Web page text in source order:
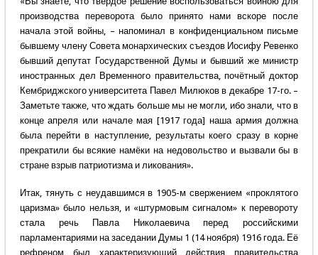
производства переворота было принято нами вскоре после
начала этой войны, – напоминал в конфиденциальном письме
бывшему члену Совета монархических съездов Иосифу Ревенко
бывший депутат Государственной Думы и бывший же министр
иностранных дел Временного правительства, почётный доктор
Кембриджского университета Павел Милюков в декабре 17-го. –
Заметьте также, что ждать больше мы не могли, ибо знали, что в
конце апреля или начале мая [1917 года] наша армия должна
была перейти в наступление, результаты коего сразу в корне
прекратили бы всякие намёки на недовольство и вызвали бы в
стране взрыв патриотизма и ликования».
Итак, тянуть с неудавшимся в 1905-м свержением «проклятого
царизма» было нельзя, и «штурмовым сигналом» к перевороту
стала речь Павла Николаевича перед российскими
парламентариями на заседании Думы 1 (14 ноября) 1916 года. Её
рефреном был характеризующий действия правительства